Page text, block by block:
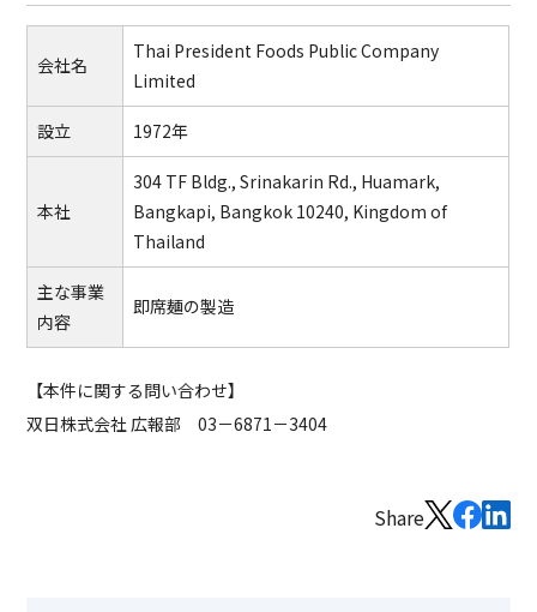
会社名
Thai President Foods Public Company
Limited
設立 1972年
本社
304 TF Bldg., Srinakarin Rd., Huamark,
Bangkapi, Bangkok 10240, Kingdom of
Thailand
主な事業
内容
即席麺の製造
【本件に関する問い合わせ】
双日株式会社 広報部 03－6871－3404
Share